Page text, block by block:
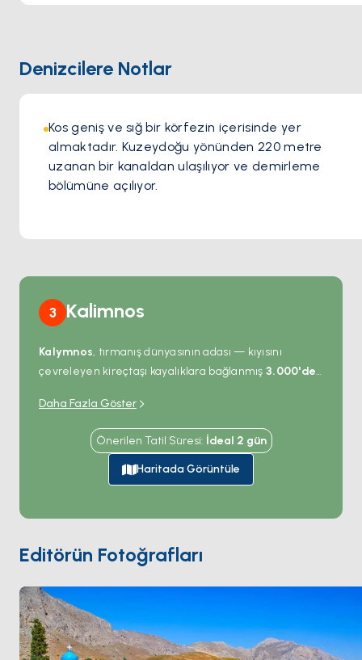
evlerinde gibi hissettiren davetkar bir ortam yaratır. Klasik
sunumlarına katılan herkesin üzerinde kalıcı bir izlenim
Denizcilere Notlar
Kos geniş ve sığ bir körfezin içerisinde yer
almaktadır. Kuzeydoğu yönünden 220 metre
uzanan bir kanaldan ulaşılıyor ve demirleme
bölümüne açılıyor.
3 Kalimnos
Kalymnos, tırmanış dünyasının adası — kıyısını
çevreleyen kireçtaşı kayalıklara bağlanmış3.000'den
kaya kalesi. Tırmanmayanlar bile manzara için
Vathy'deki derin fiyort portakal bahçelerinin
yanından iç bölgeye uzanıyor,Pothia limanı tepelere
karşı neoklasik binaları diziyor ve batı kıyısındaki deniz
mağaraları doğrudan sudan açılıyor. Tekneler Vathy,
sunuyor. Adanın sünger dalıcılığı mirası Pothia'daki
müzede hâlâ görülüyor. Kalymnos
Patmos'tan 4 saatlik yelken mesafesinde. Sezon
Nisan ile Ekim
Daha Fazla Göster
Önerilen Tatil Süresi: İdeal 2 gün
Haritada Görüntüle
Editörün Fotoğrafları